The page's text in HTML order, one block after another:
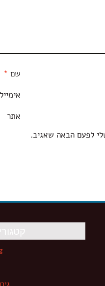
שם *
אתר
לפעם הבאה שאגיב.